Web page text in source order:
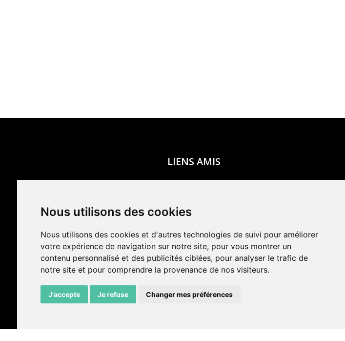
Nous utilisons des cookies
Nous utilisons des cookies et d'autres technologies de suivi pour améliorer
votre expérience de navigation sur notre site, pour vous montrer un
contenu personnalisé et des publicités ciblées, pour analyser le trafic de
notre site et pour comprendre la provenance de nos visiteurs.
J'accepte Je refuse Changer mes préférences
LIENS AMIS